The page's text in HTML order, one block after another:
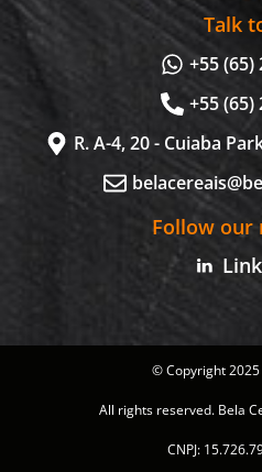
Talk
+55 (65)
+55 (65)
R. A-4, 20 - Cuiaba
Follow our
© Copyright
All rights reserved. Bela
CNPJ: